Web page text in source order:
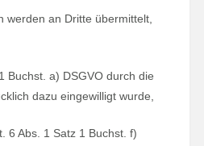
werden an Dritte übermittelt,
Buchst. a) DSGVO durch die
dazu eingewilligt wurde,
6 Abs. 1 Satz 1 Buchst. f)